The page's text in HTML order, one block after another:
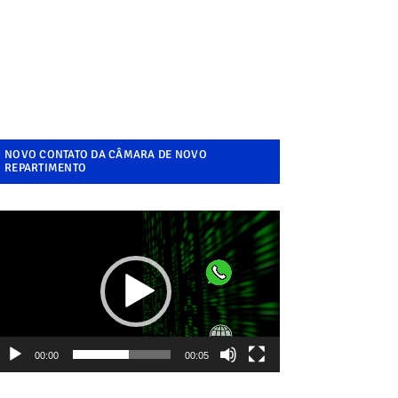
NOVO CONTATO DA CÂMARA DE NOVO
REPARTIMENTO
00:00 00:05